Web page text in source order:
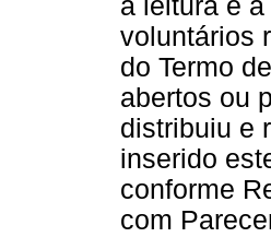
a leitura e
voluntários
do Termo
abertos ou
distribuiu e
inserido
conforme
com